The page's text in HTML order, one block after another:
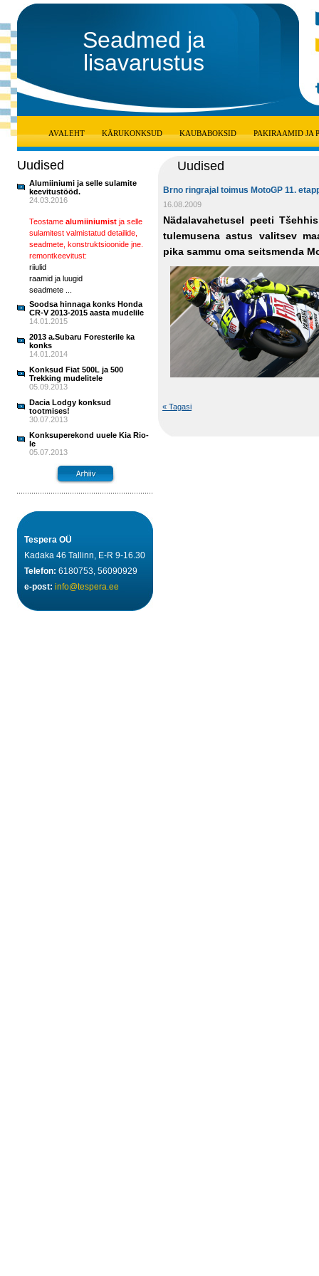
Seadmed ja
lisavarustus
AVALEHT KÄRUKONKSUD KAUBABOKSID PAKIRAAMID JA
Uudised
Alumiiniumi ja selle sulamite
keevitustööd.
24.03.2016
Teostame alumiiniumist ja selle
sulamitest valmistatud detailide,
seadmete, konstruktsioonide jne.
remontkeevitust:
riiulid
raamid ja luugid
seadmete ...
Soodsa hinnaga konks Honda
CR-V 2013-2015 aasta mudelile
14.01.2015
2013 a.Subaru Foresterile ka
konks
14.01.2014
Konksud Fiat 500L ja 500
Trekking mudelitele
05.09.2013
Dacia Lodgy konksud
tootmises!
30.07.2013
Konksuperekond uuele Kia Rio-
le
05.07.2013
Tespera OÜ
Kadaka 46 Tallinn, E-R 9-16.30
Telefon: 6180753, 56090929
e-post: info@tespera.ee
Uudised
Brno ringrajal toimus MotoGP 11.
16.08.2009
Nädalavahetusel peeti
tulemusena astus valitsev
pika sammu oma seitsmenda
« Tagasi